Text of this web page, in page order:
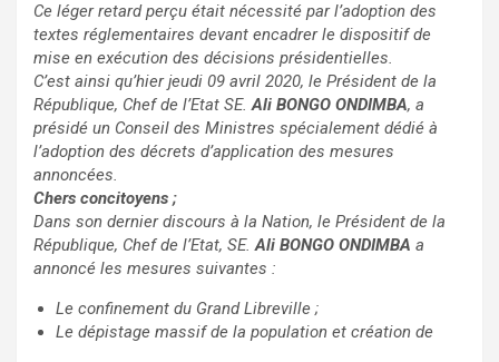
Ce léger retard perçu était nécessité par l’adoption des
textes réglementaires devant encadrer le dispositif de
mise en exécution des décisions présidentielles.
C’est ainsi qu’hier jeudi 09 avril 2020, le Président de la
République, Chef de l’Etat SE.Ali BONGO ONDIMBA, a
présidé un Conseil des Ministres spécialement dédié à
l’adoption des décrets d’application des mesures
annoncées.
Chers concitoyens ;
Dans son dernier discours à la Nation, le Président de la
République, Chef de l’Etat, SE.Ali BONGO ONDIMBA a
annoncé les mesures suivantes :
Le confinement du Grand Libreville ;
Le dépistage massif de la population et création de